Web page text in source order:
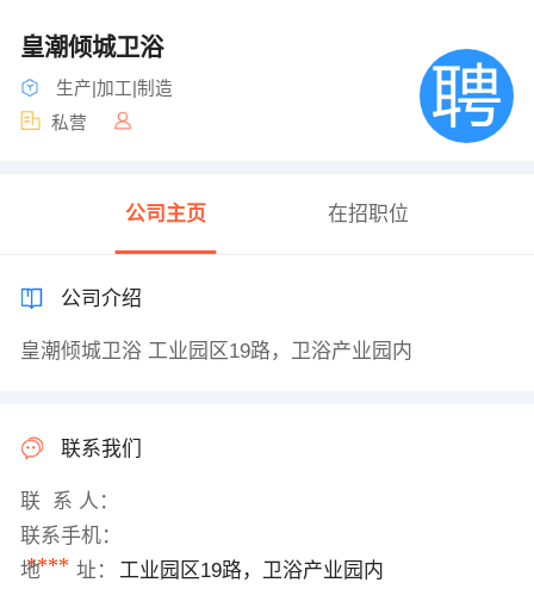
皇潮倾城卫浴
生产|加工|制造
私营
公司主页 在招职位
公司介绍
皇潮倾城卫浴 工业园区19路，卫浴产业园内
联系我们
联 系 人：
联系手机：
****
地 址： 工业园区19路，卫浴产业园内